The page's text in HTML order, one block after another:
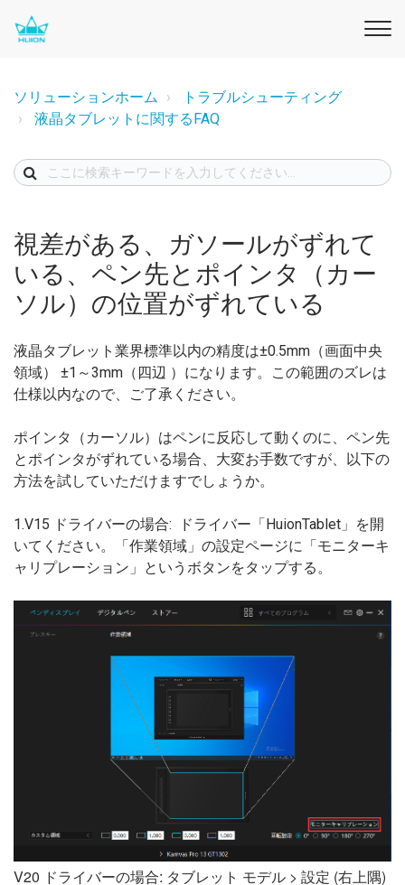
ソリューションホーム
トラブルシューティング
液晶タブレットに関するFAQ
視差がある、ガソールがずれて
いる、ペン先とポインタ（カー
ソル）の位置がずれている
液晶タブレット業界標準以内の精度は±0.5mm（画面中央
領域） ±1～3mm（四辺 ）になります。この範囲のズレは
仕様以内なので、ご了承ください。
ポインタ（カーソル）はペンに反応して動くのに、ペン先
とポインタがずれている場合、大変お手数ですが、以下の
方法を試していただけますでしょうか。
1.V15 ドライバーの場合: ドライバー「HuionTablet」を開
いてください。「作業領域」の設定ページに「モニターキ
ャリプレーション」というボタンをタップする。
V20 ドライバーの場合: タブレット モデル > 設定 (右上隅)